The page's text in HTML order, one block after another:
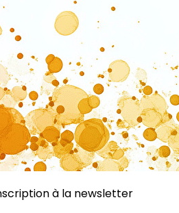
colonnes
les colonnes affichées
à la newsletter